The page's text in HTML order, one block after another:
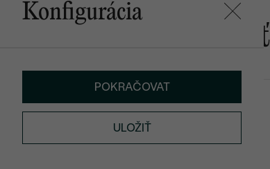
Konfigurácia
POKRAČOVAT
ULOŽIŤ
Mohlo by sa vám páčiť
od € 1 009